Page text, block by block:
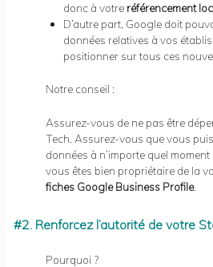
donc à votre référencement
D’autre part, Google doit
données relatives à vos
positionner sur tous ces
Notre conseil :
Assurez-vous de ne pas être
Tech. Assurez-vous que vous
données à n’importe quel
vous êtes bien propriétaire de la
fiches Google Business Profile.
#2. Renforcez l’autorité de votre
Pourquoi ?